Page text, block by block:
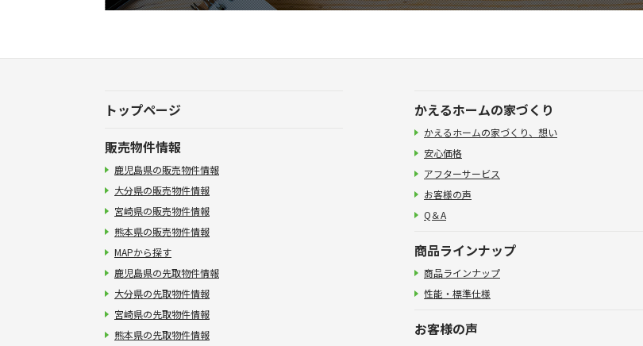
トップページ
販売物件情報
鹿児島県の販売物件情報
大分県の販売物件情報
宮崎県の販売物件情報
熊本県の販売物件情報
MAPから探す
鹿児島県の先取物件情報
大分県の先取物件情報
宮崎県の先取物件情報
熊本県の先取物件情報
かえるホームの家づくり
かえるホームの家づくり、想い
安心価格
アフターサービス
お客様の声
Q＆A
商品ラインナップ
商品ラインナップ
性能・標準仕様
お客様の声